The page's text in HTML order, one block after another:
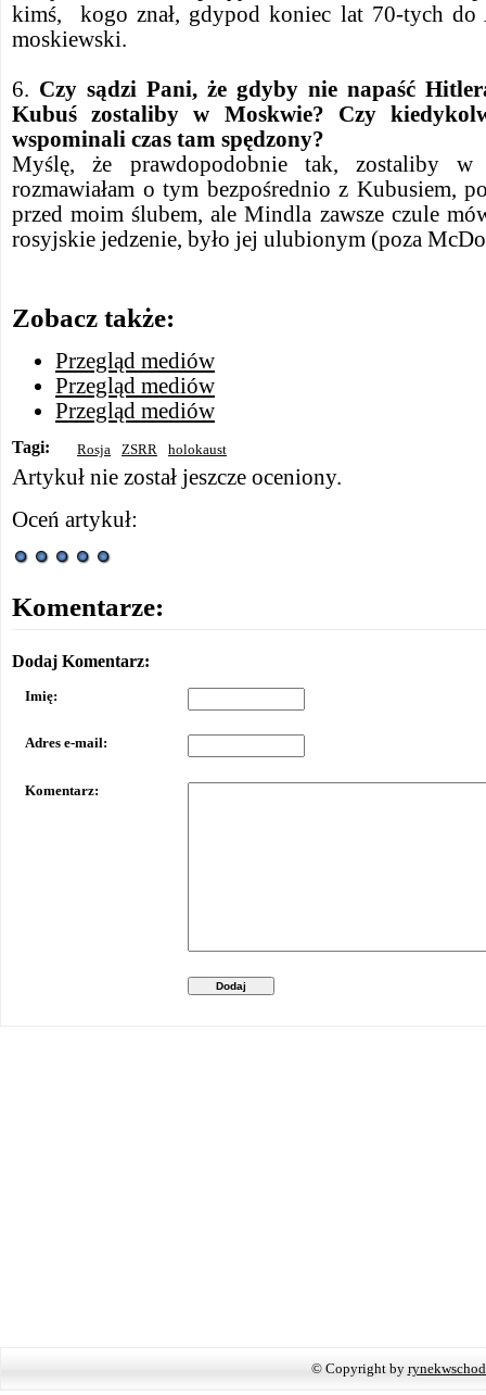
kimś, kogo znał, gdypod koniec lat 70-tych
moskiewski.
6. Czy sądzi Pani, że gdyby nie napaść
Kubuś zostaliby w Moskwie? Czy
wspominali czas tam spędzony?
Myślę, że prawdopodobnie tak, zostaliby
rozmawiałam o tym bezpośrednio z Kubusiem,
przed moim ślubem, ale Mindla zawsze czule
rosyjskie jedzenie, było jej ulubionym (poza
Zobacz także:
Przegląd mediów
Przegląd mediów
Przegląd mediów
Tagi: Rosja ZSRR holokaust
Artykuł nie został jeszcze oceniony.
Oceń artykuł:
Komentarze:
Dodaj Komentarz:
Imię:
Adres e-mail:
Komentarz:
Dodaj
© Copyright by